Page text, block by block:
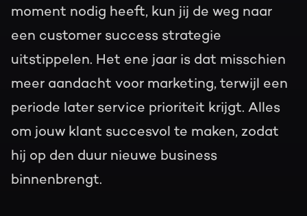
moment nodig heeft, kun jij de weg naar
een customer success strategie
uitstippelen. Het ene jaar is dat misschien
meer aandacht voor marketing, terwijl een
periode later service prioriteit krijgt. Alles
om jouw klant succesvol te maken, zodat
hij op den duur nieuwe business
binnenbrengt.